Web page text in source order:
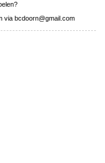
via bcdoorn@gmail.com